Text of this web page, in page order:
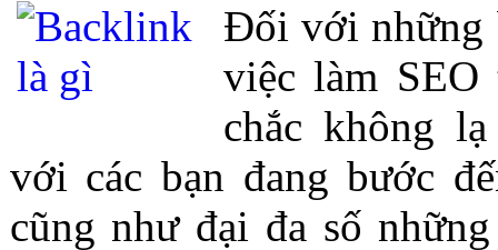
Đối với những
việc làm
chắc không
với các bạn đang bước
cũng như đại đa số